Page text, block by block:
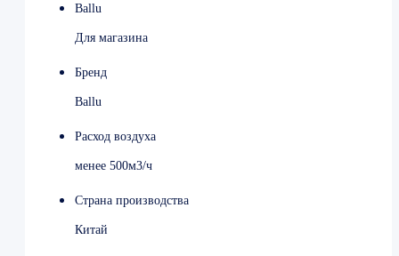
Ballu
Для магазина
Бренд
Ballu
Расход воздуха
менее 500м3/ч
Страна производства
Китай